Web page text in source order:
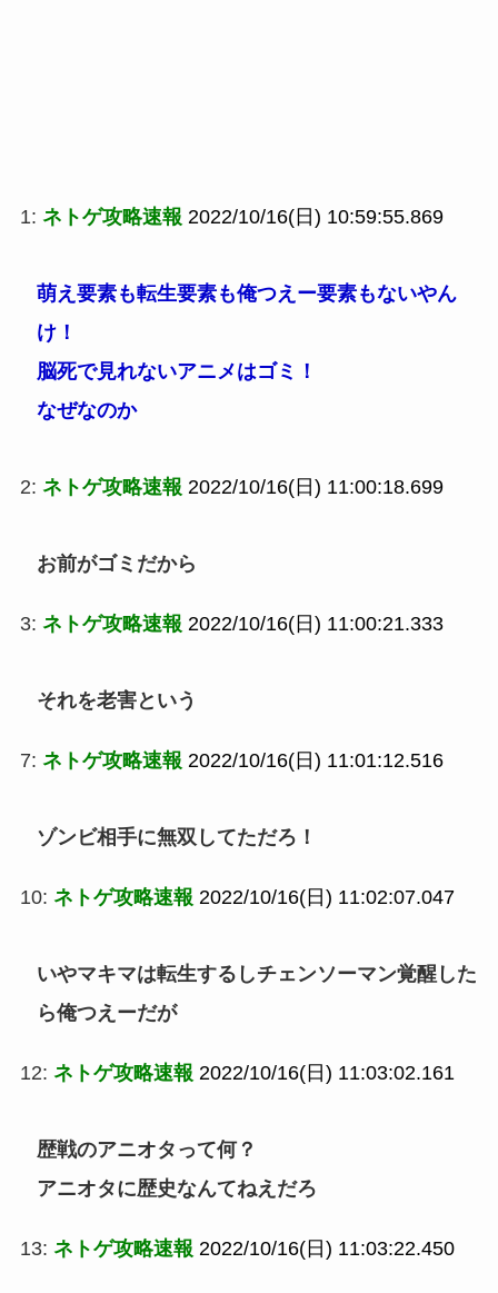
1: ネトゲ攻略速報 2022/10/16(日) 10:59:55.869
萌え要素も転生要素も俺つえー要素もないやん
け！
脳死で見れないアニメはゴミ！
なぜなのか
2: ネトゲ攻略速報 2022/10/16(日) 11:00:18.699
お前がゴミだから
3: ネトゲ攻略速報 2022/10/16(日) 11:00:21.333
それを老害という
7: ネトゲ攻略速報 2022/10/16(日) 11:01:12.516
ゾンビ相手に無双してただろ！
10: ネトゲ攻略速報 2022/10/16(日) 11:02:07.047
いやマキマは転生するしチェンソーマン覚醒した
ら俺つえーだが
12: ネトゲ攻略速報 2022/10/16(日) 11:03:02.161
歴戦のアニオタって何？
アニオタに歴史なんてねえだろ
13: ネトゲ攻略速報 2022/10/16(日) 11:03:22.450